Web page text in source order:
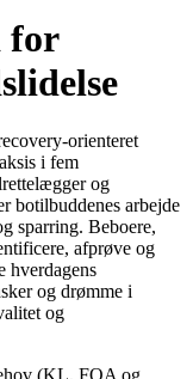
for
orienteret
i fem
og
botilbuddenes arbejde
sparring. Beboere,
afprøve og
hverdagens
og drømme i
og